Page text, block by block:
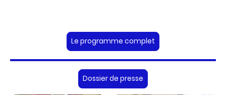
Le programme complet
Dossier de presse